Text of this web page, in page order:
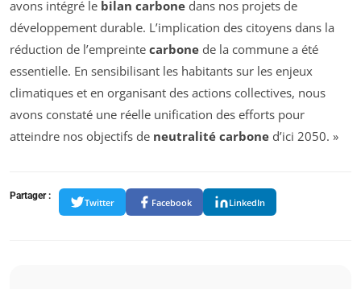
avons intégré le bilan carbone dans nos projets de
développement durable. L’implication des citoyens dans la
réduction de l’empreinte carbone de la commune a été
essentielle. En sensibilisant les habitants sur les enjeux
climatiques et en organisant des actions collectives, nous
avons constaté une réelle unification des efforts pour
atteindre nos objectifs de neutralité carbone d’ici 2050. »
Partager :
Twitter Facebook LinkedIn